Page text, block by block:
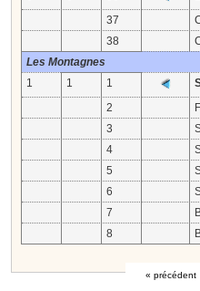
37
38
Les Montagnes
1
1 1
2
3
4
5
6
7
8
« précédent